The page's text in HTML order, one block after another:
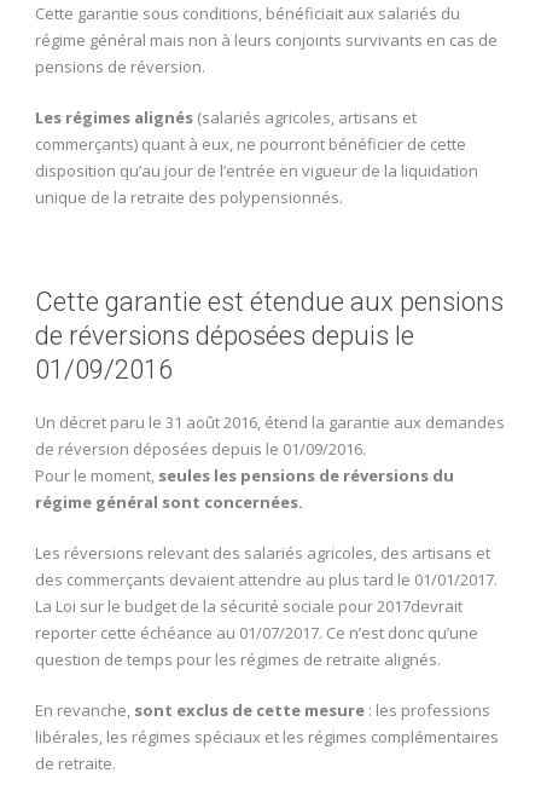
Cette garantie sous conditions, bénéficiait aux salariés du
régime général mais non à leurs conjoints survivants en cas de
pensions de réversion.
Les régimes alignés (salariés agricoles, artisans et
commerçants) quant à eux, ne pourront bénéficier de cette
disposition qu’au jour de l’entrée en vigueur de la liquidation
unique de la retraite des polypensionnés.
Cette garantie est étendue aux pensions
de réversions déposées depuis le
01/09/2016
Un décret paru le 31 août 2016, étend la garantie aux demandes
de réversion déposées depuis le 01/09/2016.
Pour le moment, seules les pensions de réversions du
régime général sont concernées.
Les réversions relevant des salariés agricoles, des artisans et
des commerçants devaient attendre au plus tard le 01/01/2017.
La Loi sur le budget de la sécurité sociale pour 2017devrait
reporter cette échéance au 01/07/2017. Ce n’est donc qu’une
question de temps pour les régimes de retraite alignés.
En revanche, sont exclus de cette mesure : les professions
libérales, les régimes spéciaux et les régimes complémentaires
de retraite.